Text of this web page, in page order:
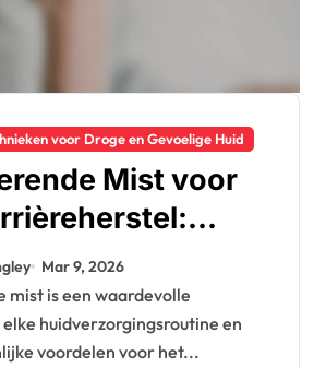
voor Droge en Gevoelige Huid
Mist voor
Gebruik,
Mar 9, 2026
huidverzorgingsroutine en
voordelen voor het...